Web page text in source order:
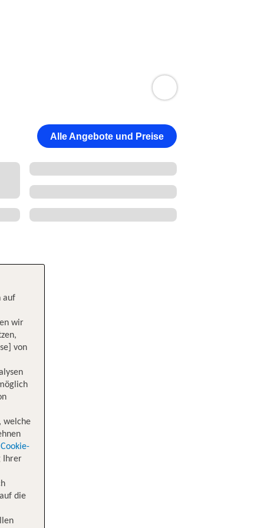
Alle Angebote und Preise
auf
wir
von
welche
Cookie-
Ihrer
die